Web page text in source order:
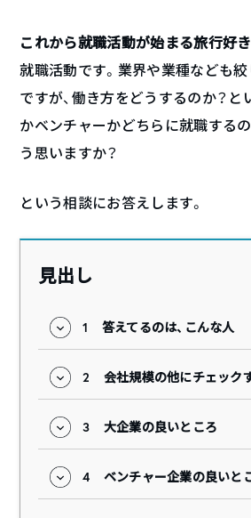
これから就職活動が始まる旅行好
就職活動です。業界や業種なども
ですが、働き方をどうするのか？と
かベンチャーかどちらに就職する
う思いますか？
という相談にお答えします。
見出し
1 答えてるのは、こんな人
2 会社規模の他にチェック
3 大企業の良いところ
4 ベンチャー企業の良いと